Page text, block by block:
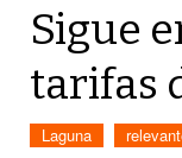
Sigue
tarifas
Laguna